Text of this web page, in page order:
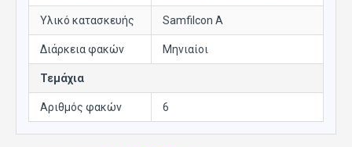
Υλικό κατασκευής Samfilcon A
Διάρκεια φακών Μηνιαίοι
Τεμάχια
Αριθμός φακών 6